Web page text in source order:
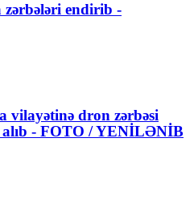
endirib -
vilayətinə dron zərbəsi
alıb - FOTO / YENİLƏNİB